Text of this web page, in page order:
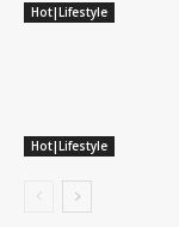
Hot|Lifestyle
Hot|Lifestyle